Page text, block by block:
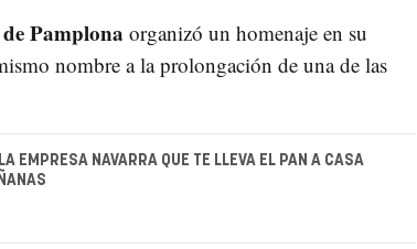
Pamplona organizó un homenaje en su
nombre a la prolongación de una de las
EMPRESA NAVARRA QUE TE LLEVA EL PAN A CASA